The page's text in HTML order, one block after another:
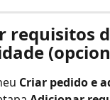
requisitos
Criar pedido e